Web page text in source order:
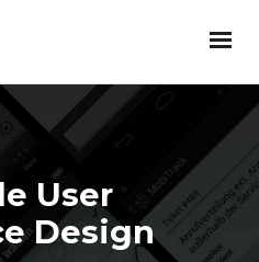
User
Design